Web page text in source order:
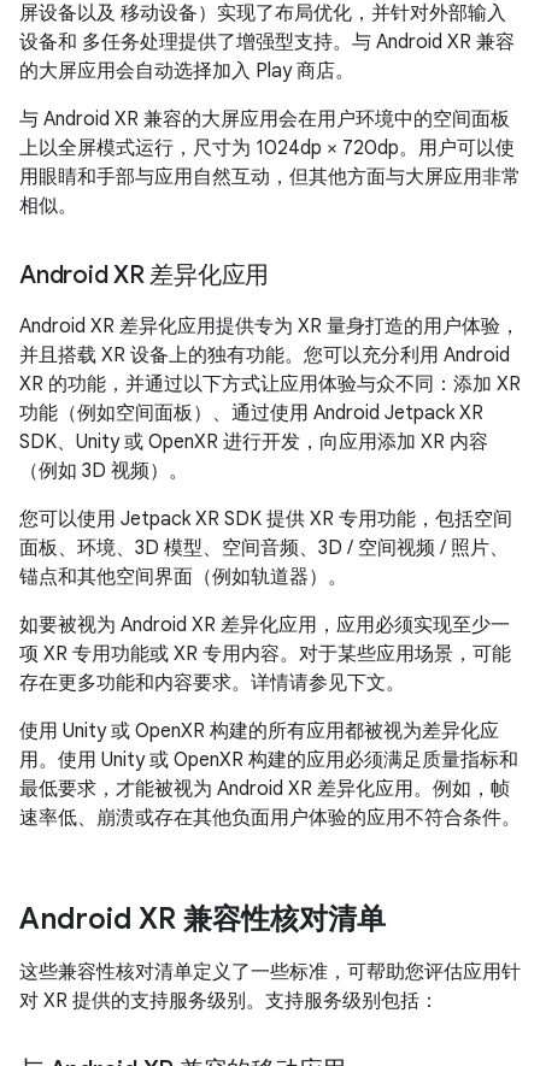
屏设备以及 移动设备）实现了布局优化，并针对外部输入
设备和 多任务处理提供了增强型支持。与 Android XR 兼容
的大屏应用会自动选择加入 Play 商店。
与 Android XR 兼容的大屏应用会在用户环境中的空间面板
上以全屏模式运行，尺寸为 1024dp × 720dp。用户可以使
用眼睛和手部与应用自然互动，但其他方面与大屏应用非常
相似。
Android XR 差异化应用
Android XR 差异化应用提供专为 XR 量身打造的用户体验，
并且搭载 XR 设备上的独有功能。您可以充分利用 Android
XR 的功能，并通过以下方式让应用体验与众不同：添加 XR
功能（例如空间面板）、通过使用 Android Jetpack XR
SDK、Unity 或 OpenXR 进行开发，向应用添加 XR 内容
（例如 3D 视频）。
您可以使用 Jetpack XR SDK 提供 XR 专用功能，包括空间
面板、环境、3D 模型、空间音频、3D / 空间视频 / 照片、
锚点和其他空间界面（例如轨道器）。
如要被视为 Android XR 差异化应用，应用必须实现至少一
项 XR 专用功能或 XR 专用内容。对于某些应用场景，可能
存在更多功能和内容要求。详情请参见下文。
使用 Unity 或 OpenXR 构建的所有应用都被视为差异化应
用。使用 Unity 或 OpenXR 构建的应用必须满足质量指标和
最低要求，才能被视为 Android XR 差异化应用。例如，帧
速率低、崩溃或存在其他负面用户体验的应用不符合条件。
Android XR 兼容性核对清单
这些兼容性核对清单定义了一些标准，可帮助您评估应用针
对 XR 提供的支持服务级别。支持服务级别包括：